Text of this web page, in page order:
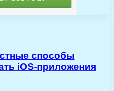
способы
iOS-приложения